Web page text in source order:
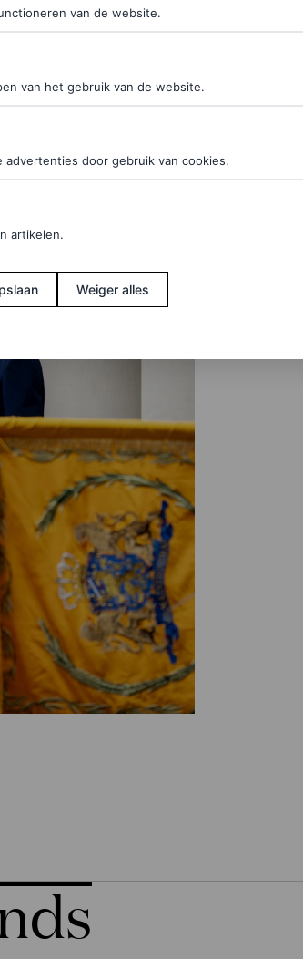
Amalia draagt een
dag, maar ook een
van de website.
van het gebruik van de website.
advertenties door gebruik van cookies.
artikelen.
Weiger alles